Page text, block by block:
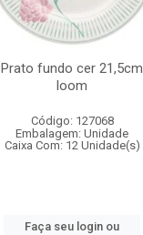
Prato fundo cer 21,5cm
loom
Código: 127068
Embalagem: Unidade
Caixa Com: 12 Unidade(s)
Faça seu login ou